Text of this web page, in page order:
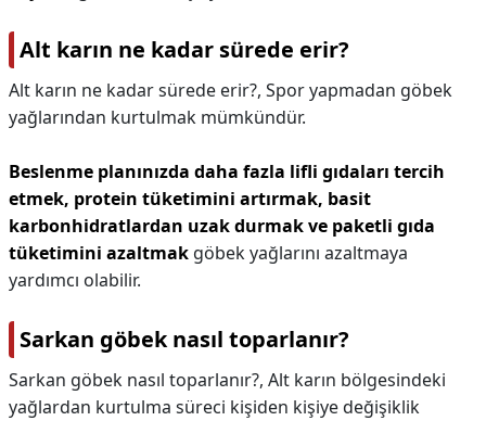
Alt karın ne kadar sürede erir?
Alt karın ne kadar sürede erir?, Spor yapmadan göbek
yağlarından kurtulmak mümkündür.
Beslenme planınızda daha fazla lifli gıdaları tercih
etmek, protein tüketimini artırmak, basit
karbonhidratlardan uzak durmak ve paketli gıda
tüketimini azaltmak göbek yağlarını azaltmaya
yardımcı olabilir.
Sarkan göbek nasıl toparlanır?
Sarkan göbek nasıl toparlanır?, Alt karın bölgesindeki
yağlardan kurtulma süreci kişiden kişiye değişiklik